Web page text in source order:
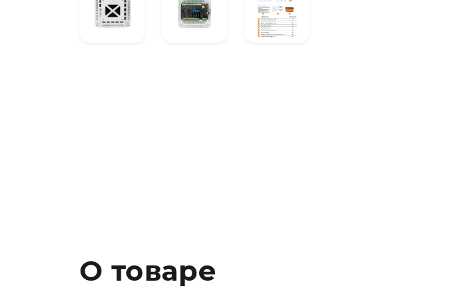
О товаре